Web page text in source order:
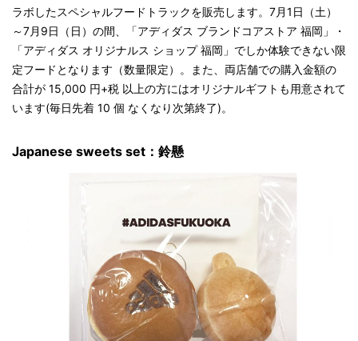
ラボしたスペシャルフードトラックを販売します。7月1日（土）
～7月9日（日）の間、「アディダス ブランドコアストア 福岡」・
「アディダス オリジナルス ショップ 福岡」でしか体験できない限
定フードとなります（数量限定）。また、両店舗での購入金額の
合計が 15,000 円+税 以上の方にはオリジナルギフトも用意されて
います(毎日先着 10 個 なくなり次第終了)。
Japanese sweets set：鈴懸